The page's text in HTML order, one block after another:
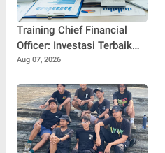
Training Chief Financial
Officer: Investasi Terbaik
untuk Mencetak Pemimpin
Aug 07, 2026